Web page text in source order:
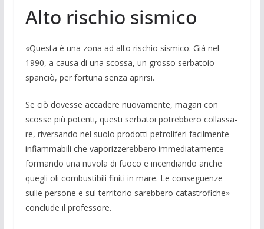
Alto rischio sismico
«Questa è una zona ad alto rischio si­smico. Già nel
1990, a causa di una scos­sa, un grosso serbatoio
spanciò, per fortu­na senza aprirsi.
Se ciò dovesse accadere nuovamente, ma­gari con
scosse più po­tenti, questi ser­batoi potrebbero collassa­
re, riversando nel suolo prodotti petroli­feri facilmente
infiammabili che vaporiz­zerebbero im­mediatamente
formando una nuvola di fuoco e incendiando anche
quegli oli combustibili finiti in mare. Le conse­guenze
sulle persone e sul territorio sa­rebbero catastrofiche»
conclude il pro­fessore.